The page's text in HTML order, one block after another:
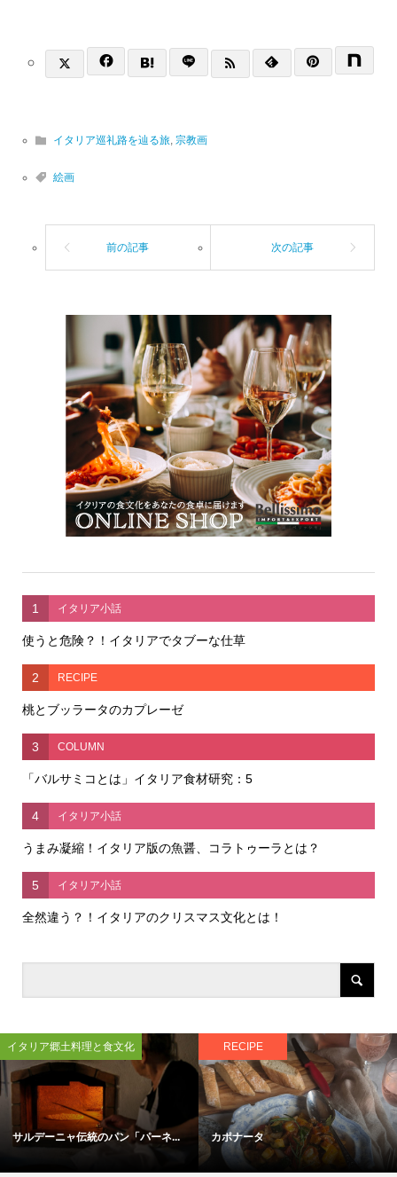
イタリア巡礼路を辿る旅,宗教画
絵画
1 イタリア小話
使うと危険？！イタリアでタブーな仕草
2 RECIPE
桃とブッラータのカプレーゼ
3 COLUMN
「バルサミコとは」イタリア食材研究：5
4 イタリア小話
うまみ凝縮！イタリア版の魚醤、コラトゥーラとは？
5 イタリア小話
全然違う？！イタリアのクリスマス文化とは！
イタリア郷土料理と食文化
サルデーニャ伝統のパン「パーネ...
RECIPE
カポナータ